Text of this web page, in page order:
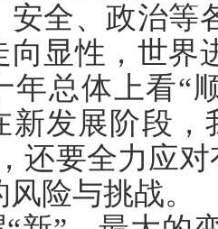
安全、政治等
向显性，世界
年总体上看“
新发展阶段，
还要全力应
险与挑战。